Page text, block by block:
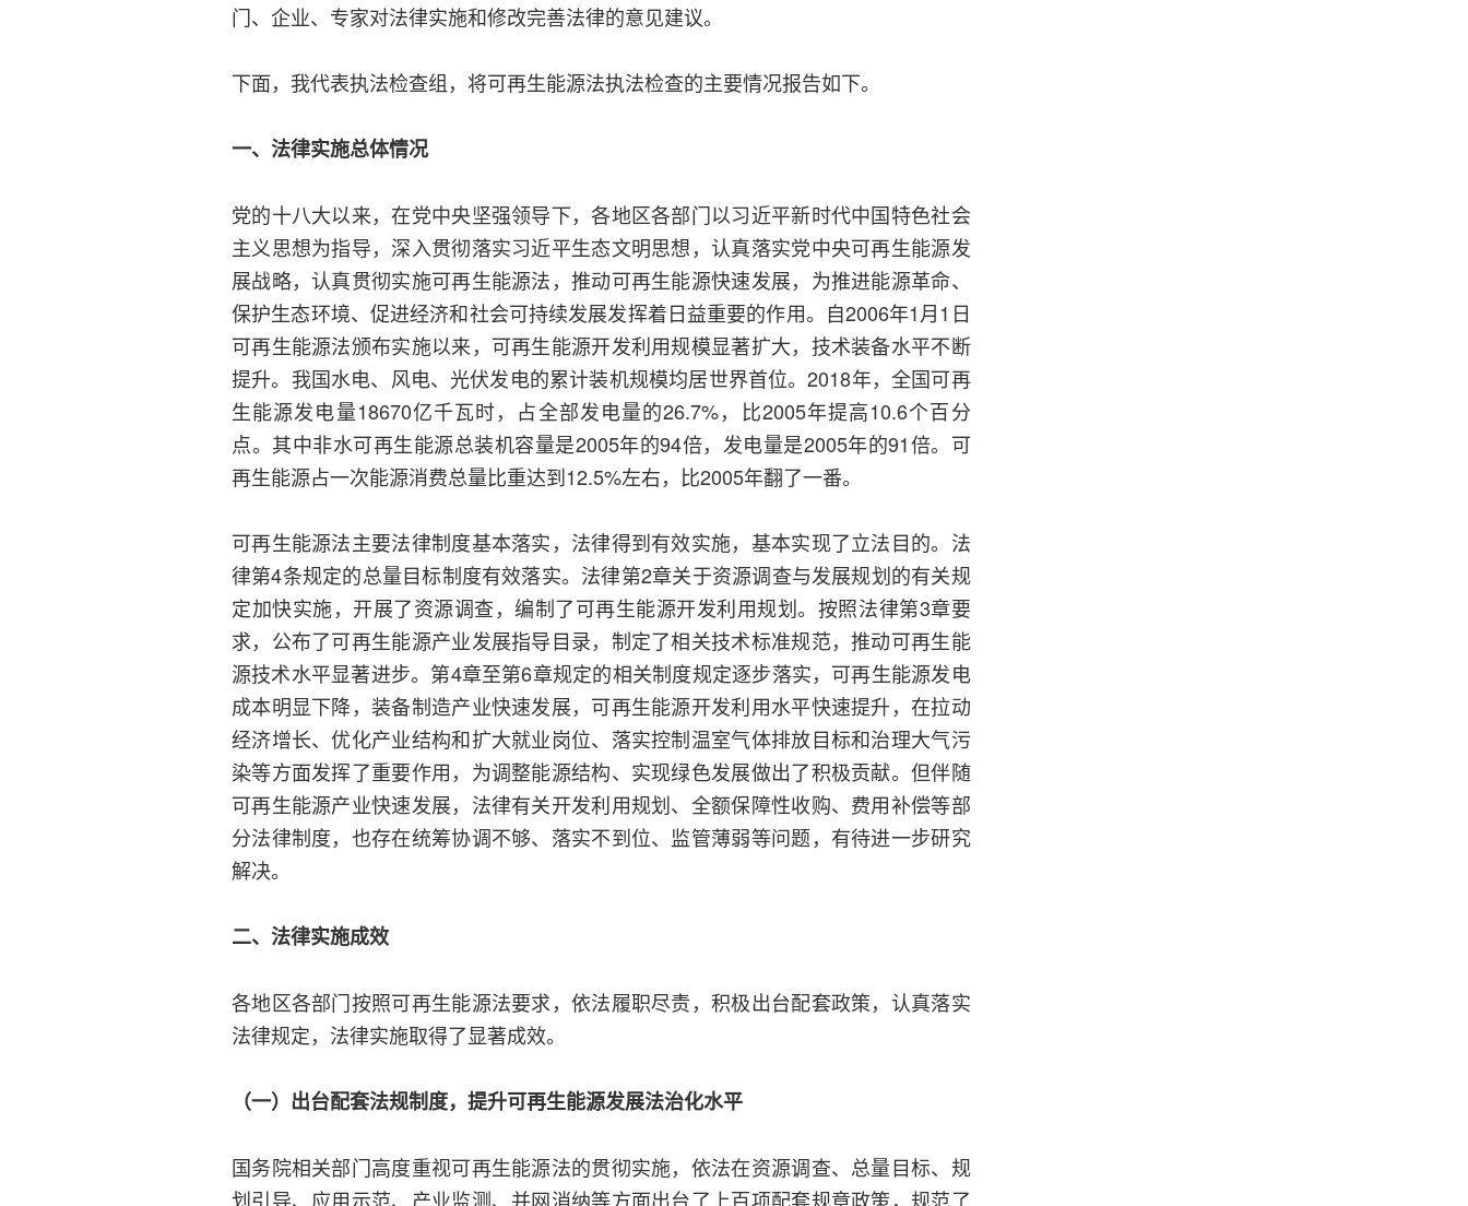
门、企业、专家对法律实施和修改完善法律的意见建议。
下面，我代表执法检查组，将可再生能源法执法检查的主要情况报告如下。
一、法律实施总体情况
党的十八大以来，在党中央坚强领导下，各地区各部门以习近平新时代中国特色社会
主义思想为指导，深入贯彻落实习近平生态文明思想，认真落实党中央可再生能源发
展战略，认真贯彻实施可再生能源法，推动可再生能源快速发展，为推进能源革命、
保护生态环境、促进经济和社会可持续发展发挥着日益重要的作用。自2006年1月1日
可再生能源法颁布实施以来，可再生能源开发利用规模显著扩大，技术装备水平不断
提升。我国水电、风电、光伏发电的累计装机规模均居世界首位。2018年，全国可再
生能源发电量18670亿千瓦时，占全部发电量的26.7%，比2005年提高10.6个百分
点。其中非水可再生能源总装机容量是2005年的94倍，发电量是2005年的91倍。可
再生能源占一次能源消费总量比重达到12.5%左右，比2005年翻了一番。
可再生能源法主要法律制度基本落实，法律得到有效实施，基本实现了立法目的。法
律第4条规定的总量目标制度有效落实。法律第2章关于资源调查与发展规划的有关规
定加快实施，开展了资源调查，编制了可再生能源开发利用规划。按照法律第3章要
求，公布了可再生能源产业发展指导目录，制定了相关技术标准规范，推动可再生能
源技术水平显著进步。第4章至第6章规定的相关制度规定逐步落实，可再生能源发电
成本明显下降，装备制造产业快速发展，可再生能源开发利用水平快速提升，在拉动
经济增长、优化产业结构和扩大就业岗位、落实控制温室气体排放目标和治理大气污
染等方面发挥了重要作用，为调整能源结构、实现绿色发展做出了积极贡献。但伴随
可再生能源产业快速发展，法律有关开发利用规划、全额保障性收购、费用补偿等部
分法律制度，也存在统筹协调不够、落实不到位、监管薄弱等问题，有待进一步研究
解决。
二、法律实施成效
各地区各部门按照可再生能源法要求，依法履职尽责，积极出台配套政策，认真落实
法律规定，法律实施取得了显著成效。
（一）出台配套法规制度，提升可再生能源发展法治化水平
国务院相关部门高度重视可再生能源法的贯彻实施，依法在资源调查、总量目标、规
划引导、应用示范、产业监测、并网消纳等方面出台了上百项配套规章政策，规范了